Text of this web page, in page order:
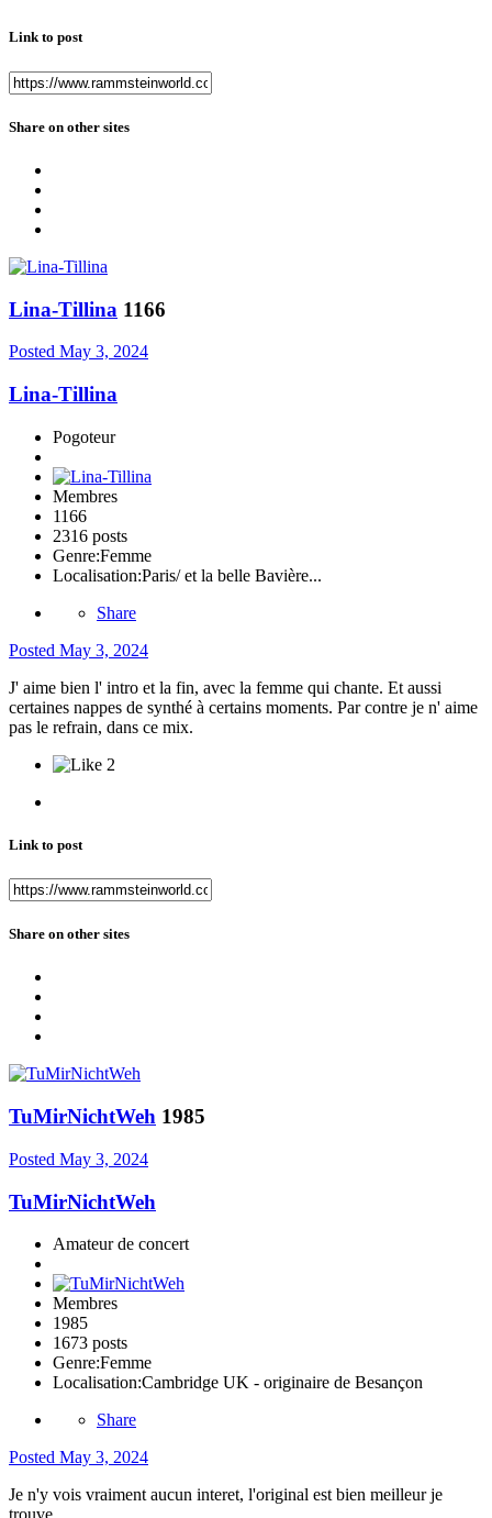
Link to post
Share on other sites
Lina-Tillina 1166
Posted May 3, 2024
Lina-Tillina
Pogoteur
Membres
1166
2316 posts
Genre:Femme
Localisation:Paris/ et la belle Bavière...
Share
Posted May 3, 2024
J' aime bien l' intro et la fin, avec la femme qui chante. Et aussi
certaines nappes de synthé à certains moments. Par contre je n' aime
pas le refrain, dans ce mix.
2
Link to post
Share on other sites
TuMirNichtWeh 1985
Posted May 3, 2024
TuMirNichtWeh
Amateur de concert
Membres
1985
1673 posts
Genre:Femme
Localisation:Cambridge UK - originaire de Besançon
Share
Posted May 3, 2024
Je n'y vois vraiment aucun interet, l'original est bien meilleur je